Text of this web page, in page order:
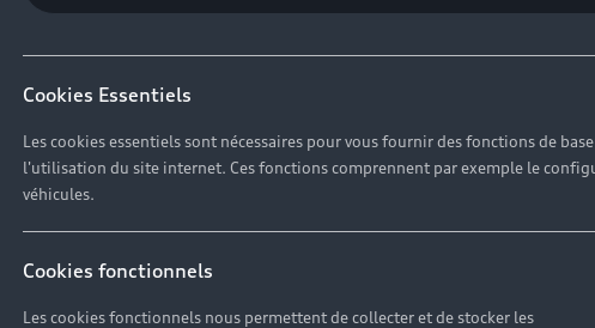
Cookies Essentiels
Les cookies essentiels sont nécessaires pour vous fournir des fonctions de
l'utilisation du site internet. Ces fonctions comprennent par exemple le
véhicules.
Cookies fonctionnels
Les cookies fonctionnels nous permettent de collecter et de stocker les